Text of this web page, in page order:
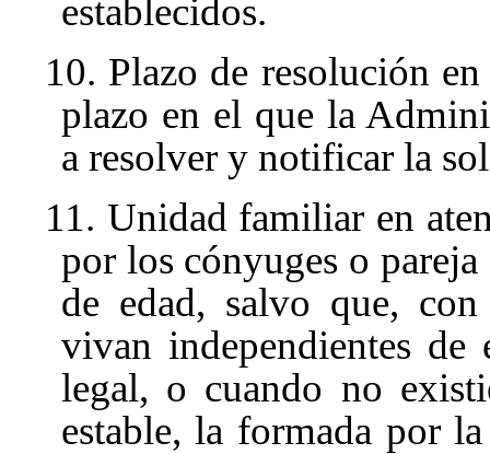
establecidos.
10. Plazo de resolución
plazo en el que la
a resolver y notificar la
11. Unidad familiar en
por los cónyuges o
de edad, salvo que,
vivan independientes de
legal, o cuando no
estable, la formada por